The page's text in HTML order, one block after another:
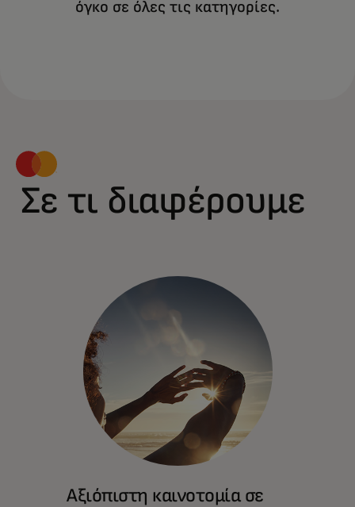
όγκο σε όλες τις κατηγορίες.
Σε τι διαφέρουμε
Αξιόπιστη καινοτομία σε